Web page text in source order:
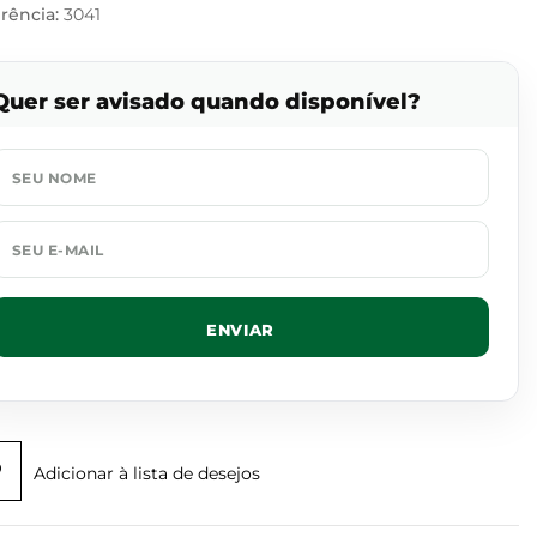
3041
ser avisado quando disponível?
ENVIAR
Adicionar à lista de desejos